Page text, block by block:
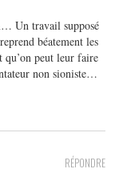
Un travail supposé
béatement les
peut leur faire
non sioniste…
RÉPONDRE